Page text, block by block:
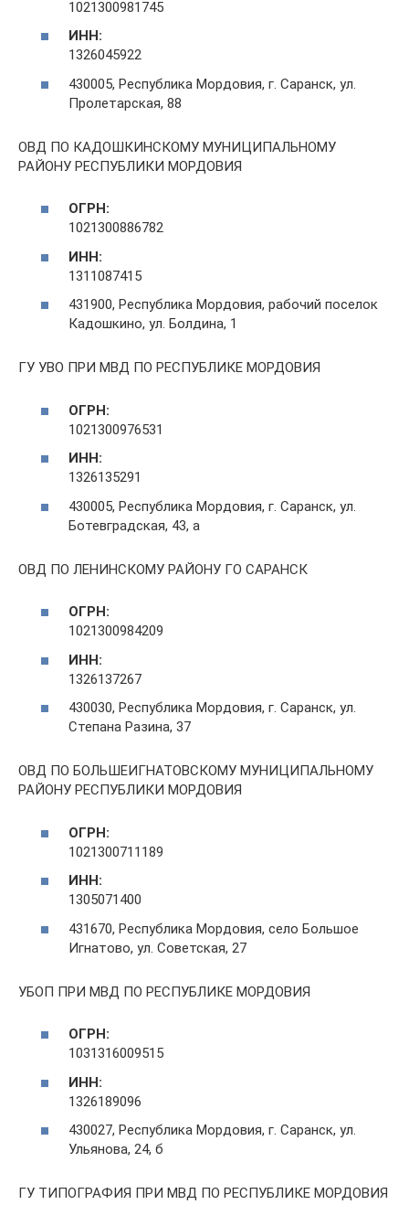
1021300981745
ИНН:
1326045922
430005, Республика Мордовия, г. Саранск, ул.
Пролетарская, 88
ОВД ПО КАДОШКИНСКОМУ МУНИЦИПАЛЬНОМУ
РАЙОНУ РЕСПУБЛИКИ МОРДОВИЯ
ОГРН:
1021300886782
ИНН:
1311087415
431900, Республика Мордовия, рабочий поселок
Кадошкино, ул. Болдина, 1
ГУ УВО ПРИ МВД ПО РЕСПУБЛИКЕ МОРДОВИЯ
ОГРН:
1021300976531
ИНН:
1326135291
430005, Республика Мордовия, г. Саранск, ул.
Ботевградская, 43, а
ОВД ПО ЛЕНИНСКОМУ РАЙОНУ ГО САРАНСК
ОГРН:
1021300984209
ИНН:
1326137267
430030, Республика Мордовия, г. Саранск, ул.
Степана Разина, 37
ОВД ПО БОЛЬШЕИГНАТОВСКОМУ МУНИЦИПАЛЬНОМУ
РАЙОНУ РЕСПУБЛИКИ МОРДОВИЯ
ОГРН:
1021300711189
ИНН:
1305071400
431670, Республика Мордовия, село Большое
Игнатово, ул. Советская, 27
УБОП ПРИ МВД ПО РЕСПУБЛИКЕ МОРДОВИЯ
ОГРН:
1031316009515
ИНН:
1326189096
430027, Республика Мордовия, г. Саранск, ул.
Ульянова, 24, б
ГУ ТИПОГРАФИЯ ПРИ МВД ПО РЕСПУБЛИКЕ МОРДОВИЯ